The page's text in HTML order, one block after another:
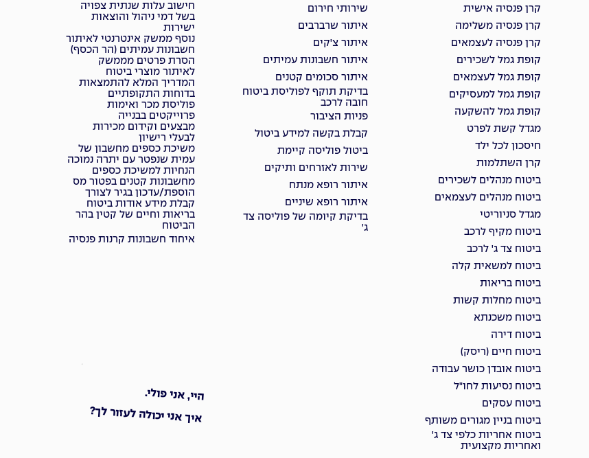
קרן פנסיה אישית
קרן פנסיה משלימה
קרן פנסיה לעצמאים
קופת גמל לשכירים
קופת גמל לעצמאים
קופת גמל למעסיקים
קופת גמל להשקעה
מגדל קשת לפרט
חיסכון לכל ילד
קרן השתלמות
ביטוח מנהלים לשכירים
ביטוח מנהלים לעצמאים
מגדל סניוריטי
ביטוח מקיף לרכב
ביטוח צד ג' לרכב
ביטוח למשאית קלה
ביטוח בריאות
ביטוח מחלות קשות
ביטוח משכנתא
ביטוח דירה
ביטוח חיים (ריסק)
ביטוח אובדן כושר עבודה
ביטוח נסיעות לחו"ל
ביטוח עסקים
ביטוח בניין מגורים משותף
ביטוח אחריות כלפי צד ג'
ואחריות מקצועית
שירותי חירום
איתור שרברבים
איתור צ'קים
איתור חשבונות עמיתים
איתור סכומים קטנים
בדיקת תוקף לפוליסת ביטוח
חובה לרכב
פניות הציבור
קבלת בקשה למידע ביטול
ביטול פוליסה קיימת
שירות לאזרחים ותיקים
איתור רופא מנתח
איתור רופא שיניים
בדיקת קיומה של פוליסה צד
ג'
חישוב עלות שנתית צפויה
בשל דמי ניהול והוצאות
ישירות
נוסף ממשק אינטרנטי לאיתור
חשבונות עמיתים (הר הכסף)
הסרת פרטים מממשק
לאיתור מוצרי ביטוח
המדריך המלא להתמצאות
בדוחות התקופתיים
פוליסת מכר ואימות
פרוייקטים בבנייה
מבצעים וקידום מכירות
לבעלי רישיון
משיכת כספים מחשבון של
עמית שנפטר עם יתרה נמוכה
הנחיות למשיכת כספים
מחשבונות קטנים בפטור מס
הוספת/עדכון בגיר לצורך
קבלת מידע אודות ביטוח
בריאות וחיים של קטין בהר
הביטוח
איחוד חשבונות קרנות פנסיה
היי, אני פולי.
איך אני יכולה לעזור לך?